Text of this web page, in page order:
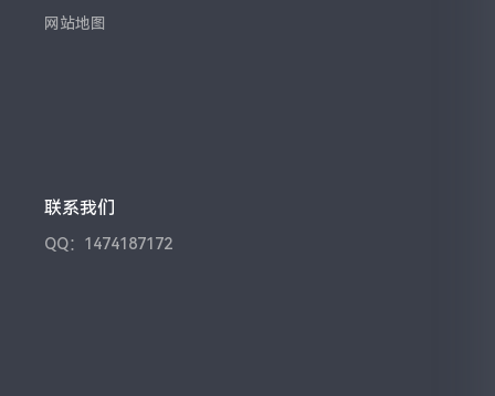
网站地图
联系我们
QQ：1474187172